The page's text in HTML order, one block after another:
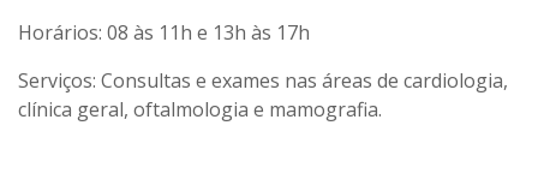
Horários: 08 às 11h e 13h às 17h
Serviços: Consultas e exames nas áreas de cardiologia,
clínica geral, oftalmologia e mamografia.